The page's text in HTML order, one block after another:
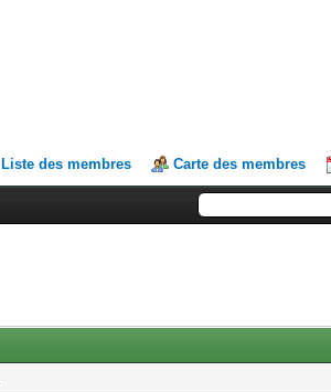
Liste des membres Carte des membres